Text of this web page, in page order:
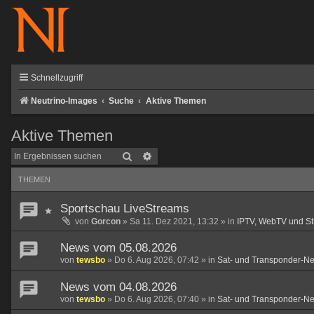
Schnellzugriff
Neutrino-Images Suche Aktive Themen
Aktive Themen
Suche
THEMEN
Sportschau LiveStreams
von Gorcon » Sa 11. Dez 2021, 13:32 » in IPTV, WebTV und
News vom 05.08.2026
von tewsbo » Do 6. Aug 2026, 07:42 » in Sat- und Transponder-
News vom 04.08.2026
von tewsbo » Do 6. Aug 2026, 07:40 » in Sat- und Transponder-